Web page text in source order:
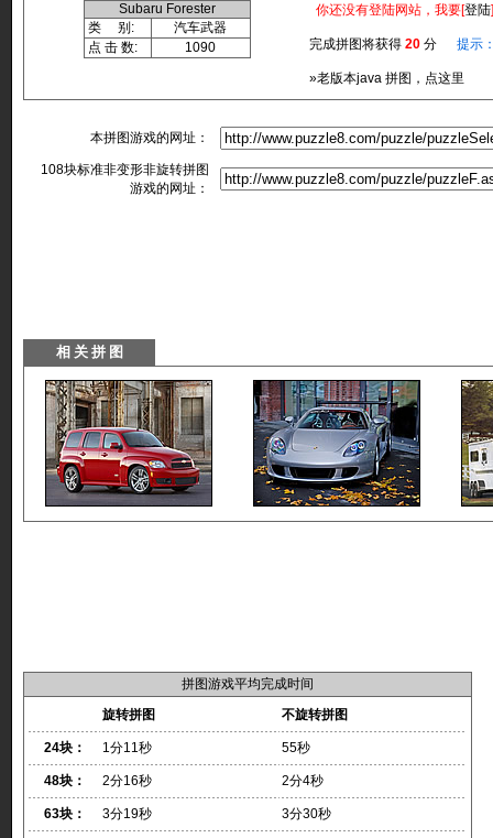
Subaru Forester
类 别:
汽车武器
点 击 数:
1090
你还没有登陆网站，我要[登陆
完成拼图将获得 20 分 提示
»老版本java 拼图，点这里
本拼图游戏的网址：
108块标准非变形非旋转拼图
游戏的网址：
拼图游戏平均完成时间
旋转拼图
不旋转拼图
24块： 1分11秒 55秒
48块： 2分16秒 2分4秒
63块： 3分19秒 3分30秒